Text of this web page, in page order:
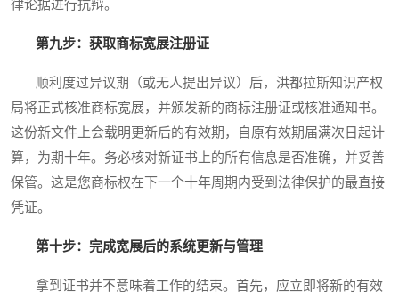
律论据进行抗辩。
第九步：获取商标宽展注册证
顺利度过异议期（或无人提出异议）后，洪都拉斯知识产权
局将正式核准商标宽展，并颁发新的商标注册证或核准通知书。
这份新文件上会载明更新后的有效期，自原有效期届满次日起计
算，为期十年。务必核对新证书上的所有信息是否准确，并妥善
保管。这是您商标权在下一个十年周期内受到法律保护的最直接
凭证。
第十步：完成宽展后的系统更新与管理
拿到证书并不意味着工作的结束。首先，应立即将新的有效